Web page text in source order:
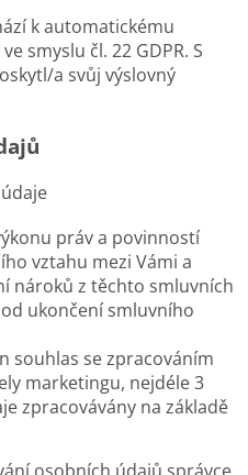
k automatickému
smyslu čl. 22 GDPR. S
a svůj výslovný
práv a povinností
vztahu mezi Vámi a
nároků z těchto smluvních
ukončení smluvního
souhlas se zpracováním
marketingu, nejdéle 3
zpracovávány na základě